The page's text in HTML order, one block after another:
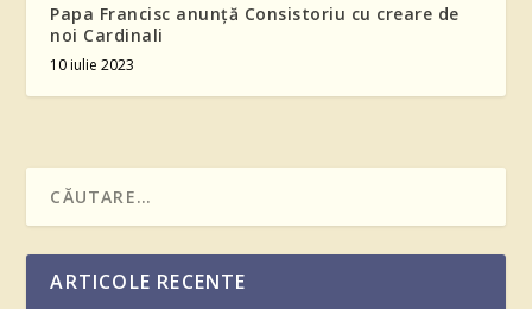
Papa Francisc anunță Consistoriu cu creare de
noi Cardinali
10 iulie 2023
ARTICOLE RECENTE